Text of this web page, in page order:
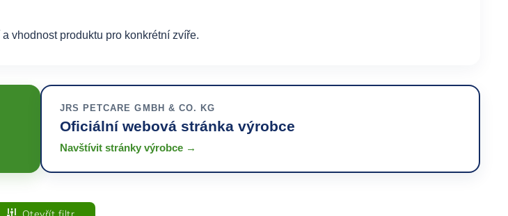
vhodnost produktu pro konkrétní zvíře.
JRS PETCARE GMBH & CO. KG
Oficiální webová stránka výrobce
Navštívit stránky výrobce →